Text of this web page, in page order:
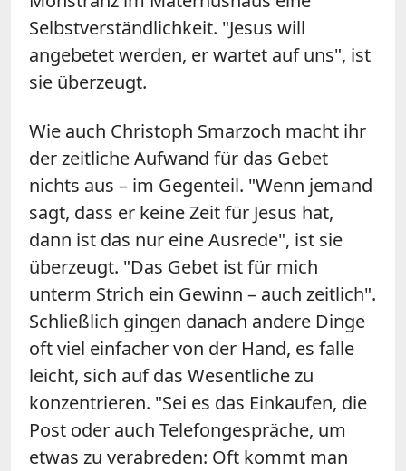
Selbstverständlichkeit. "Jesus will
angebetet werden, er wartet auf uns", ist
sie überzeugt.
Wie auch Christoph Smarzoch macht ihr
der zeitliche Aufwand für das Gebet
nichts aus – im Gegenteil. "Wenn jemand
sagt, dass er keine Zeit für Jesus hat,
dann ist das nur eine Ausrede", ist sie
überzeugt. "Das Gebet ist für mich
unterm Strich ein Gewinn – auch zeitlich".
Schließlich gingen danach andere Dinge
oft viel einfacher von der Hand, es falle
leicht, sich auf das Wesentliche zu
konzentrieren. "Sei es das Einkaufen, die
Post oder auch Telefongespräche, um
etwas zu verabreden: Oft kommt man